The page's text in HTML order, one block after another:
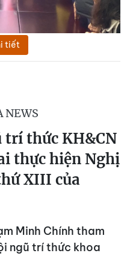
tiết
NEWS
thức KH&CN
thực hiện Nghị
XIII của
Minh Chính tham
ngũ trí thức khoa